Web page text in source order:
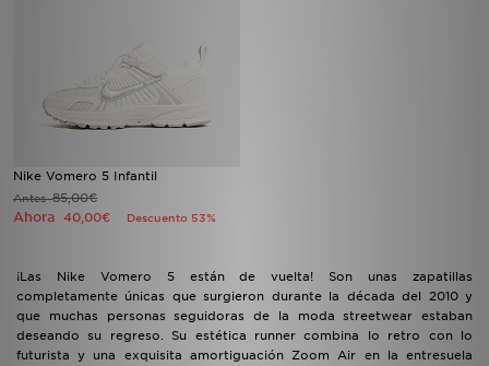
Nike Vomero 5 Infantil
Antes85,00€
Ahora 40,00€ Descuento 53%
¡Las Nike Vomero 5 están de vuelta! Son unas zapatillas
completamente únicas que surgieron durante la década del 2010 y
que muchas personas seguidoras de la moda streetwear estaban
deseando su regreso. Su estética runner combina lo retro con lo
futurista y una exquisita amortiguación Zoom Air en la entresuela